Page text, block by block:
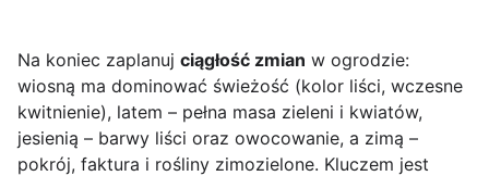
Na koniec zaplanuj ciągłość zmian w ogrodzie:
wiosną ma dominować świeżość (kolor liści, wczesne
kwitnienie), latem – pełna masa zieleni i kwiatów,
jesienią – barwy liści oraz owocowanie, a zimą –
pokrój, faktura i rośliny zimozielone. Kluczem jest